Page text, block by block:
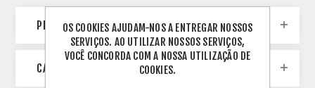
PESQUISA DE BLOG
CATEGORIES
OS COOKIES AJUDAM-NOS A ENTREGAR NOSSOS
SERVIÇOS. AO UTILIZAR NOSSOS SERVIÇOS,
VOCÊ CONCORDA COM A NOSSA UTILIZAÇÃO DE
COOKIES.